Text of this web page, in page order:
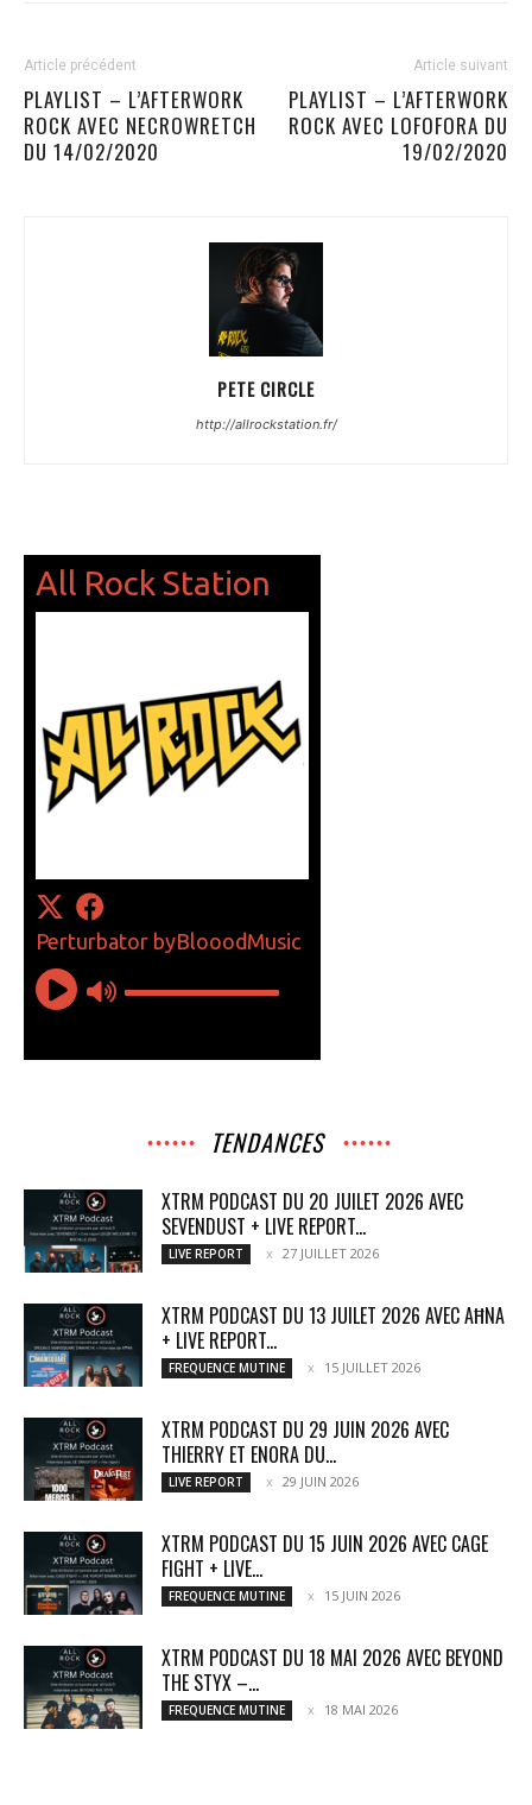
Article précédent
PLAYLIST – L’AFTERWORK
ROCK AVEC NECROWRETCH
DU 14/02/2020
Article suivant
PLAYLIST – L’AFTERWORK
ROCK AVEC LOFOFORA DU
19/02/2020
PETE CIRCLE
http://allrockstation.fr/
TENDANCES
XTRM PODCAST DU 20 JUILET 2026 AVEC
SEVENDUST + LIVE REPORT...
LIVE REPORT 27 JUILLET 2026
XTRM PODCAST DU 13 JUILET 2026 AVEC AĦNA
+ LIVE REPORT...
FREQUENCE MUTINE 15 JUILLET 2026
XTRM PODCAST DU 29 JUIN 2026 AVEC
THIERRY ET ENORA DU...
LIVE REPORT 29 JUIN 2026
XTRM PODCAST DU 15 JUIN 2026 AVEC CAGE
FIGHT + LIVE...
FREQUENCE MUTINE 15 JUIN 2026
XTRM PODCAST DU 18 MAI 2026 AVEC BEYOND
THE STYX –...
FREQUENCE MUTINE 18 MAI 2026